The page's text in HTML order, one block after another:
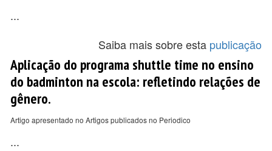
...
Saiba mais sobre esta publicação
Aplicação do programa shuttle time no ensino
do badminton na escola: refletindo relações de
gênero.
Artigo apresentado no Artigos publicados no Periodico
...